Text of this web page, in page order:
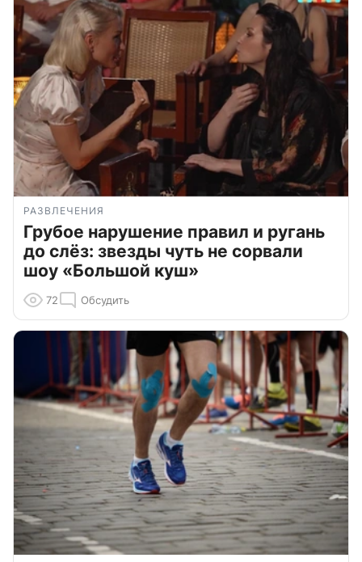
РАЗВЛЕЧЕНИЯ
Грубое нарушение правил и ругань
до слёз: звезды чуть не сорвали
шоу «Большой куш»
72 Обсудить